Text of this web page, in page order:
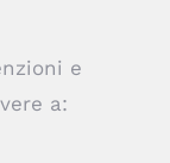
e
a: